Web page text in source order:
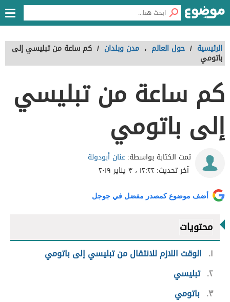
الرئيسية / حول العالم ، مدن وبلدان / كم ساعة من تبليسي إلى
باتومي
كم ساعة من تبليسي
إلى باتومي
تمت الكتابة بواسطة:عنان أبودولة
آخر تحديث:١٢:٢٢ ، ٣ يناير ٢٠١٩
أضف موضوع كمصدر مفضل في جوجل
محتويات
١
الوقت اللازم للانتقال من تبليسي إلى باتومي
٢ تبليسي
٣ باتومي